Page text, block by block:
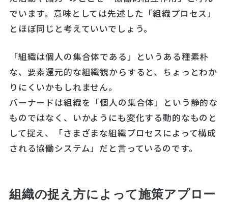
でいます。意味としては先述した「組織プロセス」
とほぼ同じと考えていいでしょう。
「組織は個人の集合体である」というある種素朴
な、要素還元的な組織観からすると、ちょっとわか
りにくいかもしれません。
バーナードは組織を「個人の集合体」という静的な
ものではなく、いかようにも変化する動的なものと
して捉え、「さまざまな組織プロセスによって構成
される協働システム」だと言っているのです。
組織の捉え方によって施策アプロー